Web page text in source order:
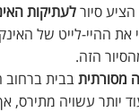
סיורלעתיקות
את ההיי-לייט של
הזה.
מסורתיתבבית
יותר עשויה מתירס,